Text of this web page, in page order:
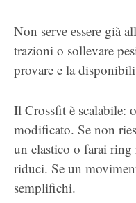
Non serve essere già
trazioni o sollevare
provare e la
Il Crossfit è scalabile:
modificato. Se non
un elastico o farai
riduci. Se un
semplifichi.